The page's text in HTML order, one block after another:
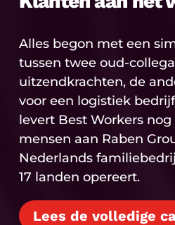
Alles begon met een
tussen twee oud-
uitzendkrachten, de
voor een logistiek
levert Best Workers nog
mensen aan Raben
Nederlands
17 landen opereert.
Lees de volledige